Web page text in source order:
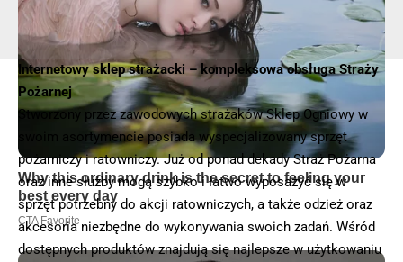
Internetowy sklep strażacki – kompleksowa obsługa Straży
Pożarnej
Stworzony przez zawodowych strażaków Sklep Ogniowy w
swoim asortymencie posiada wyspecjalizowanysprzęt
pożarniczyi ratowniczy. Już od ponad dekady Straż Pożarna
oraz inne służby mogą szybko i łatwo wyposażyć się w
sprzęt potrzebny do akcji ratowniczych, a także odzież oraz
akcesoria niezbędne do wykonywania swoich zadań. Wśród
dostępnych produktów znajdują się najlepsze w użytkowaniu